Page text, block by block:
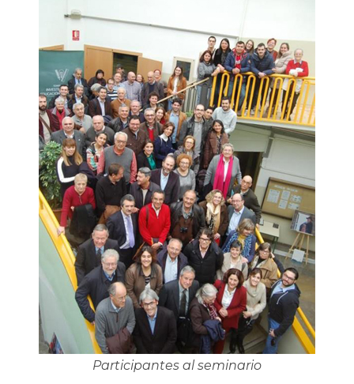
Participantes al seminario